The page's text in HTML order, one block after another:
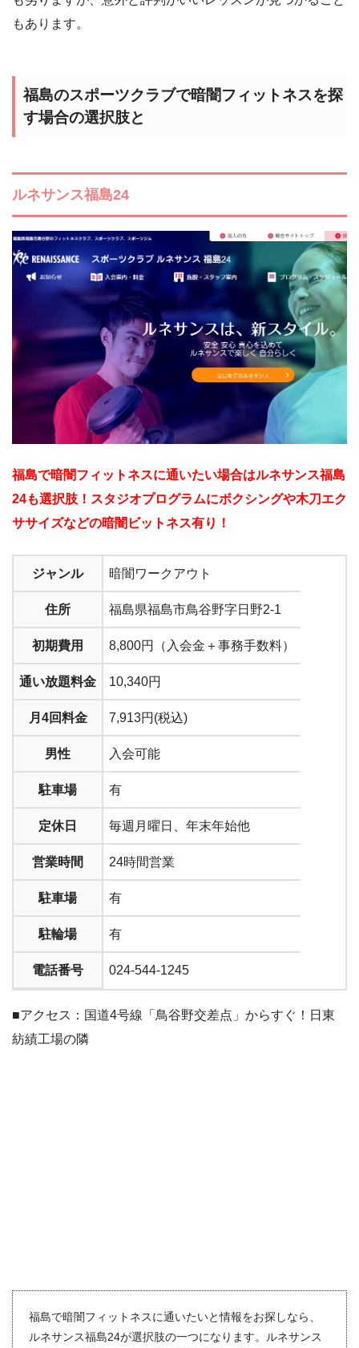
もあります。
福島のスポーツクラブで暗闇フィットネスを探
す場合の選択肢と
ルネサンス福島24
福島で暗闇フィットネスに通いたい場合はルネサンス福島
24も選択肢！スタジオプログラムにボクシングや木刀エク
ササイズなどの暗闇ビットネス有り！
ジャンル 暗闇ワークアウト
住所 福島県福島市鳥谷野字日野2-1
初期費用 8,800円（入会金＋事務手数料）
通い放題料金 10,340円
月4回料金 7,913円(税込)
男性 入会可能
駐車場 有
定休日 毎週月曜日、年末年始他
営業時間 24時間営業
駐車場 有
駐輪場 有
電話番号 024-544-1245
■アクセス：国道4号線「鳥谷野交差点」からすぐ！日東
紡績工場の隣
福島で暗闇フィットネスに通いたいと情報をお探しなら、
ルネサンス福島24が選択肢の一つになります。ルネサンス